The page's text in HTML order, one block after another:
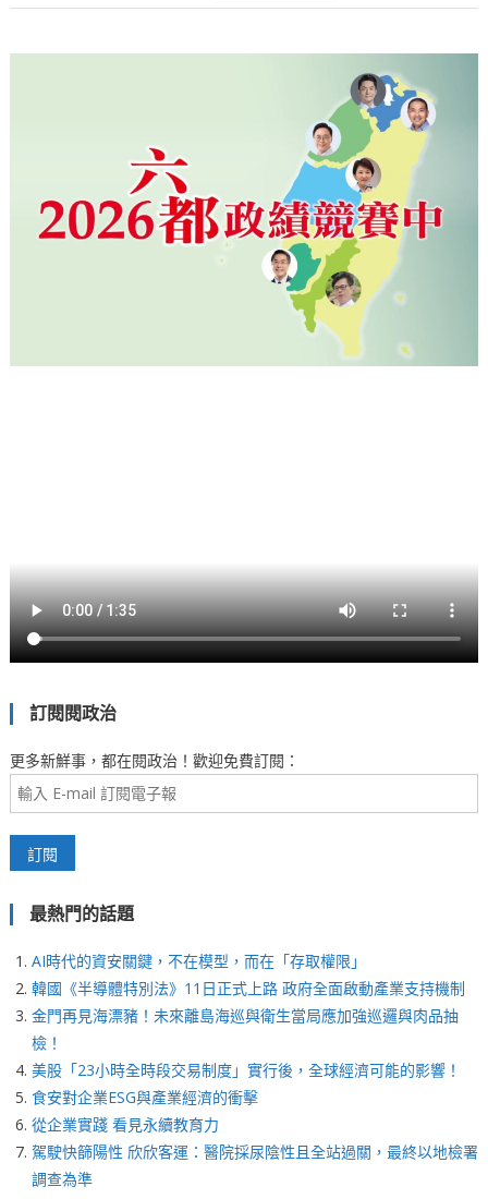
訂閱閱政治
更多新鮮事，都在閱政治！歡迎免費訂閱：
最熱門的話題
AI時代的資安關鍵，不在模型，而在「存取權限」
韓國《半導體特別法》11日正式上路 政府全面啟動產業支持機制
金門再見海漂豬！未來離島海巡與衛生當局應加強巡邏與肉品抽
檢！
美股「23小時全時段交易制度」實行後，全球經濟可能的影響！
食安對企業ESG與產業經濟的衝擊
從企業實踐 看見永續教育力
駕駛快篩陽性 欣欣客運：醫院採尿陰性且全站過關，最終以地檢署
調查為準